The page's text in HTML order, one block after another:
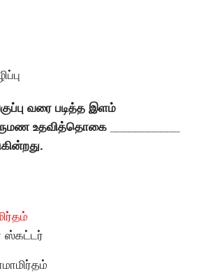
வரை படித்த இளம்
உதவித்தொகை ___________
ஸ்கட்டர்